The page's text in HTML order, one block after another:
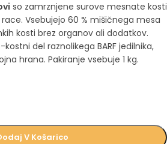
so zamrznjene surove mesnate kosti
race. Vsebujejo 60 % mišičnega mesa
kosti brez organov ali dodatkov.
del raznolikega BARF jedilnika,
hrana. Pakiranje vsebuje 1 kg.
V Košarico